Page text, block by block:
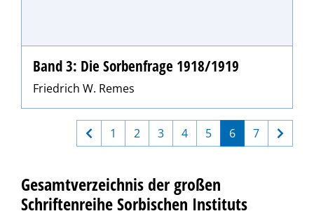
Band 3: Die Sorbenfrage 1918/1919
Friedrich W. Remes
1 2 3 4 5 6 7
Gesamtverzeichnis der großen
Schriftenreihe Sorbischen Instituts